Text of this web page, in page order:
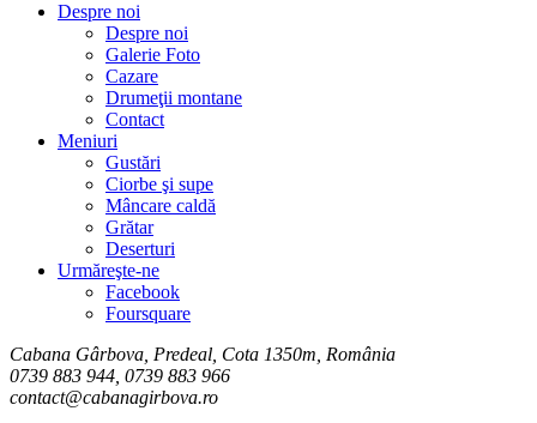
Despre noi
Despre noi
Galerie Foto
Cazare
Drumeţii montane
Contact
Meniuri
Gustări
Ciorbe şi supe
Mâncare caldă
Grătar
Deserturi
Urmăreşte-ne
Facebook
Foursquare
Cabana Gârbova, Predeal, Cota 1350m, România
0739 883 944, 0739 883 966
contact@cabanagirbova.ro